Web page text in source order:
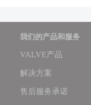
我们的产品和服务
VALVE产品
解决方案
售后服务承诺